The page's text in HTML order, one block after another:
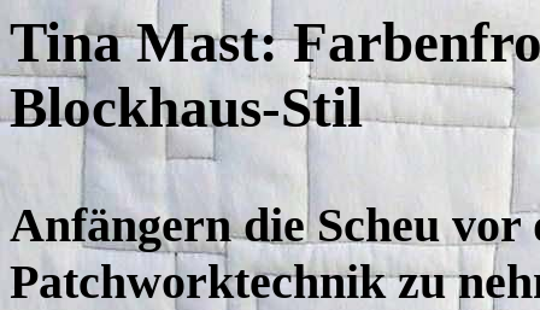
Tina Mast:
Blockhaus-Stil
Anfängern die Scheu vor
Patchworktechnik zu